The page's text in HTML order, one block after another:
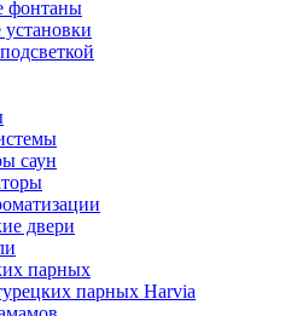
фонтаны
саун
двери
парных
парных Harvia